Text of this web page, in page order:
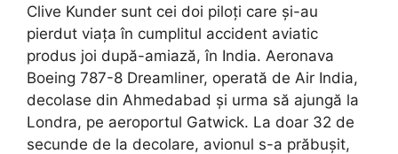
Clive Kunder sunt cei doi piloți care și-au
pierdut viața în cumplitul accident aviatic
produs joi după-amiază, în India. Aeronava
Boeing 787-8 Dreamliner, operată de Air India,
decolase din Ahmedabad și urma să ajungă la
Londra, pe aeroportul Gatwick. La doar 32 de
secunde de la decolare, avionul s-a prăbușit,